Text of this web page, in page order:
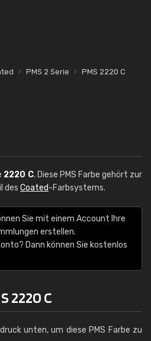
PMS 2 Serie PMS 2220 C
2220 C. Diese PMS Farbe gehört zur
des Coated-Farbsystems.
Sie mit einem Account Ihre
erstellen.
Dann können Sie kostenlos
2220 C
unten, um diese PMS Farbe zu